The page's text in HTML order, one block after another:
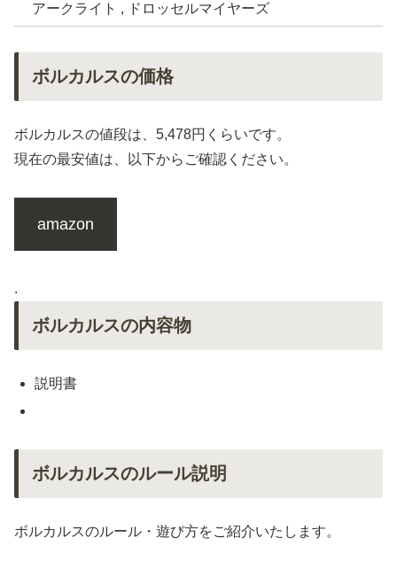
アークライト , ドロッセルマイヤーズ
ボルカルスの価格
ボルカルスの値段は、5,478円くらいです。
現在の最安値は、以下からご確認ください。
amazon
.
ボルカルスの内容物
説明書
ボルカルスのルール説明
ボルカルスのルール・遊び方をご紹介いたします。